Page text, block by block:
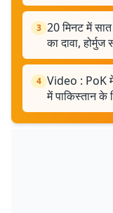
3 20 मिनट में
का दावा,
4 Video : PoK में
में पाकिस्तान के